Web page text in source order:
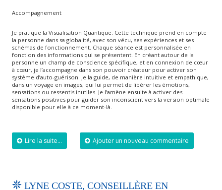
Accompagnement
Je pratique la Visualisation Quantique. Cette technique prend en compte
la personne dans sa globalité, avec son vécu, ses expériences et ses
schémas de fonctionnement. Chaque séance est personnalisée en
fonction des informations qui se présentent. En créant autour de la
personne un champ de conscience spécifique, et en connexion de cœur
à cœur, je l’accompagne dans son pouvoir créateur pour activer son
système d’auto-guérison. Je la guide, de manière intuitive et empathique,
dans un voyage en images, qui lui permet de libérer les émotions,
sensations ou ressentis inutiles. Je l’amène ensuite à activer des
sensations positives pour guider son inconscient vers la version optimale
disponible pour elle à ce moment-là.
Lire la suite... Ajouter un nouveau commentaire
LYNE COSTE, CONSEILLÈRE EN